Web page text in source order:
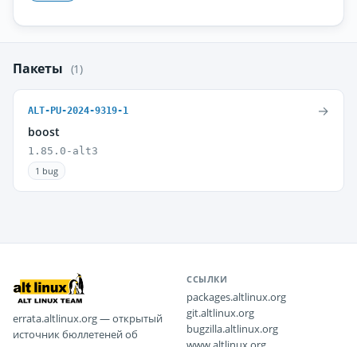
Пакеты (1)
ALT-PU-2024-9319-1
boost
1.85.0-alt3
1 bug
→
errata.altlinux.org — открытый
источник бюллетеней об
ССЫЛКИ
packages.altlinux.org
git.altlinux.org
bugzilla.altlinux.org